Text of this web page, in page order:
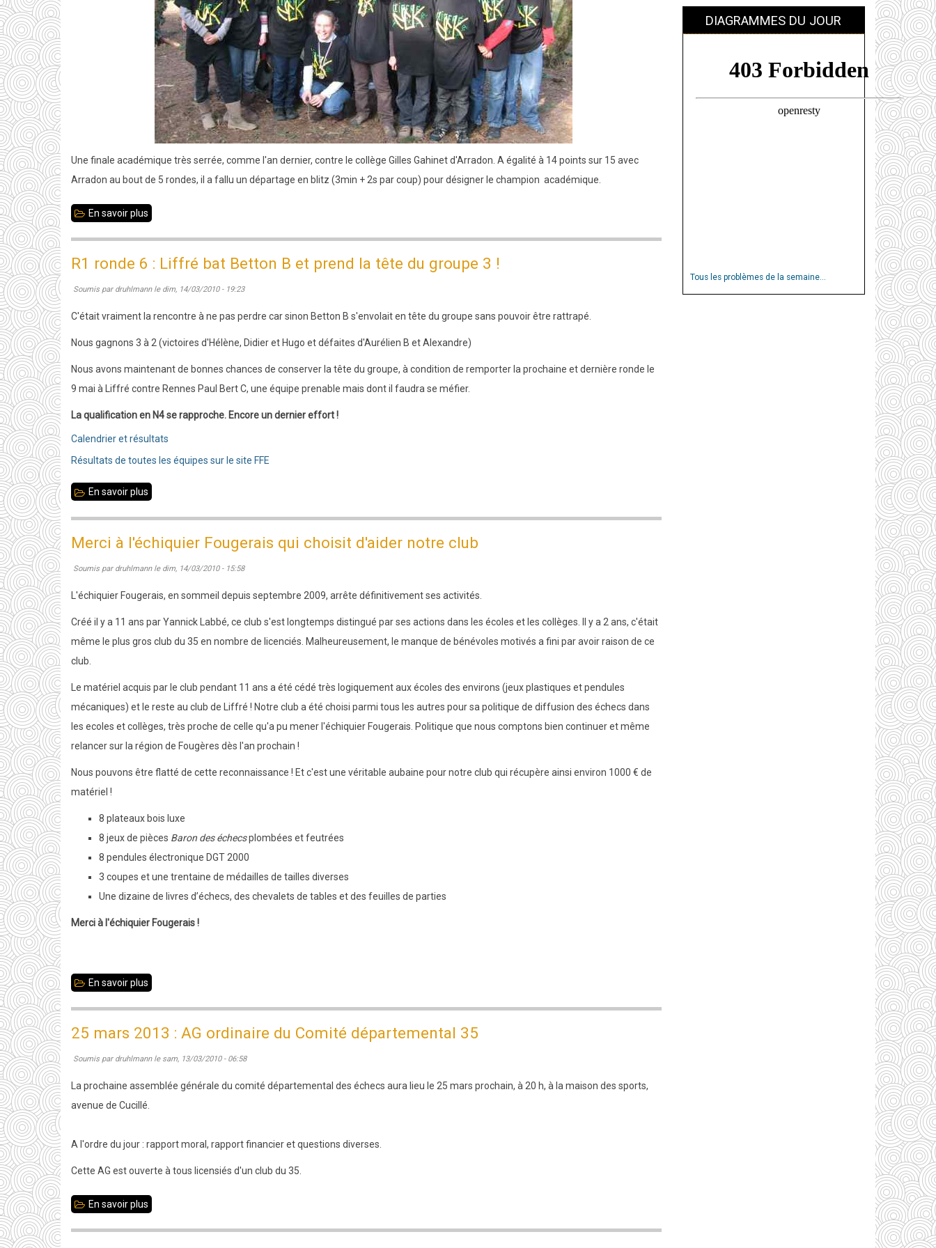
Une finale académique très serrée, comme l'an dernier, contre le collège Gilles Gahinet d'Arradon. A égalité à 14 points sur 15 avec
Arradon au bout de 5 rondes, il a fallu un départage en blitz (3min + 2s par coup) pour désigner le champion académique.
En savoir plus
Martin
Luther
son
titre
de
champion
R1 ronde 6 : Liffré bat Betton B et prend la tête du groupe 3 !
Soumis par druhlmannle dim, 14/03/2010 - 19:23
C'était vraiment la rencontre à ne pas perdre car sinon Betton B s'envolait en tête du groupe sans pouvoir être rattrapé.
Nous gagnons 3 à 2 (victoires d'Hélène, Didier et Hugo et défaites d'Aurélien B et Alexandre)
Nous avons maintenant de bonnes chances de conserver la tête du groupe, à condition de remporter la prochaine et dernière ronde le
9 mai à Liffré contre Rennes Paul Bert C, une équipe prenable mais dont il faudra se méfier.
La qualification en N4 se rapproche. Encore un dernier effort !
Calendrier et résultats
Résultats de toutes les équipes sur le site FFE
En savoir plus
6
:
Liffré
Betton
B
prend
la
tête
du
Merci à l'échiquier Fougerais qui choisit d'aider notre club
Soumis par druhlmannle dim, 14/03/2010 - 15:58
L'échiquier Fougerais, en sommeil depuis septembre 2009, arrête définitivement ses activités.
Créé il y a 11 ans par Yannick Labbé, ce club s'est longtemps distingué par ses actions dans les écoles et les collèges. Il y a 2 ans, c'était
même le plus gros club du 35 en nombre de licenciés. Malheureusement, le manque de bénévoles motivés a fini par avoir raison de ce
club.
Le matériel acquis par le club pendant 11 ans a été cédé très logiquement aux écoles des environs (jeux plastiques et pendules
mécaniques) et le reste au club de Liffré ! Notre club a été choisi parmi tous les autres pour sa politique de diffusion des échecs dans
les ecoles et collèges, très proche de celle qu'a pu mener l'échiquier Fougerais. Politique que nous comptons bien continuer et même
relancer sur la région de Fougères dès l'an prochain !
Nous pouvons être flatté de cette reconnaissance ! Et c'est une véritable aubaine pour notre club qui récupère ainsi environ 1000 € de
matériel !
8 plateaux bois luxe
8 jeux de pièces Baron des échecsplombées et feutrées
8 pendules électronique DGT 2000
3 coupes et une trentaine de médailles de tailles diverses
Une dizaine de livres d’échecs, des chevalets de tables et des feuilles de parties
Merci à l'échiquier Fougerais !
En savoir plus
l'échiquier
Fougerais
qui
25 mars 2013 : AG ordinaire du Comité départemental 35
Soumis par druhlmannle sam, 13/03/2010 - 06:58
La prochaine assemblée générale du comité départemental des échecs aura lieu le 25 mars prochain, à 20 h, à la maison des sports,
avenue de Cucillé.
A l'ordre du jour : rapport moral, rapport financier et questions diverses.
Cette AG est ouverte à tous licensiés d'un club du 35.
En savoir plus
DIAGRAMMES DU JOUR
Tous les problèmes de la semaine...